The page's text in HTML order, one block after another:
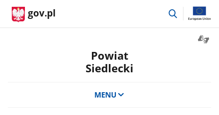
gov.pl
przejdź
Powiat
Siedlecki
MENU